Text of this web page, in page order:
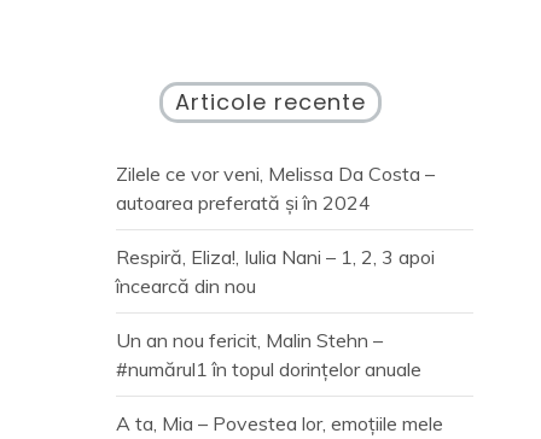
Articole recente
Zilele ce vor veni, Melissa Da Costa –
autoarea preferată și în 2024
Respiră, Eliza!, Iulia Nani – 1, 2, 3 apoi
încearcă din nou
Un an nou fericit, Malin Stehn –
#numărul1 în topul dorințelor anuale
A ta, Mia – Povestea lor, emoțiile mele